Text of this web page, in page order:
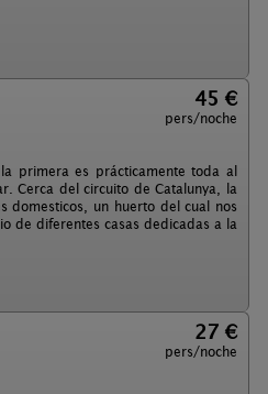
45 €
pers/noche
primera es prácticamente toda al
Cerca del circuito de Catalunya, la
domesticos, un huerto del cual nos
de diferentes casas dedicadas a la
27 €
pers/noche